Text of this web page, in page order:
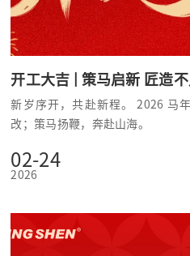
开工大吉 | 策马启新 匠造
新岁序开，共赴新程。 2026 马
改；策马扬鞭，奔赴山海。
02-24
2026